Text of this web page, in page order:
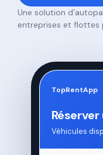
Une solution
entreprises et flottes
TopRentApp
Véhicules